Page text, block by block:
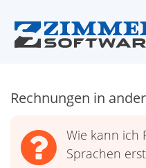
Rechnungen in
Wie kann ich
Sprachen